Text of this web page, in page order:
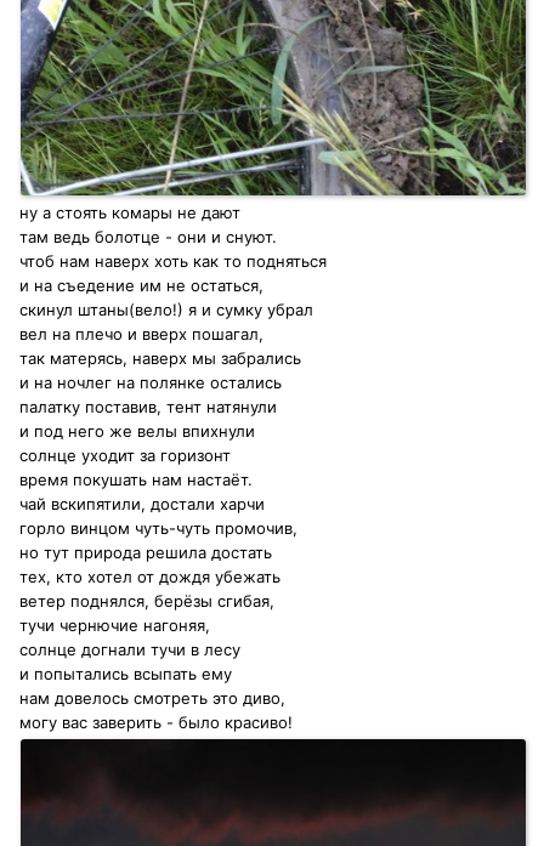
ну а стоять комары не дают
там ведь болотце - они и снуют.
чтоб нам наверх хоть как то подняться
и на съедение им не остаться,
скинул штаны(вело!) я и сумку убрал
вел на плечо и вверх пошагал,
так матерясь, наверх мы забрались
и на ночлег на полянке остались
палатку поставив, тент натянули
и под него же велы впихнули
солнце уходит за горизонт
время покушать нам настаёт.
чай вскипятили, достали харчи
горло винцом чуть-чуть промочив,
но тут природа решила достать
тех, кто хотел от дождя убежать
ветер поднялся, берёзы сгибая,
тучи чернючие нагоняя,
солнце догнали тучи в лесу
и попытались всыпать ему
нам довелось смотреть это диво,
могу вас заверить - было красиво!